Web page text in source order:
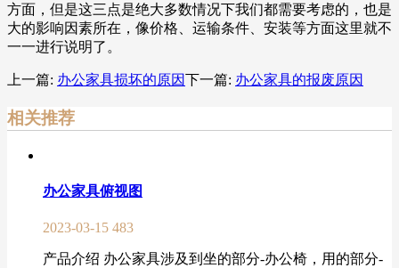
方面，但是这三点是绝大多数情况下我们都需要考虑的，也是
大的影响因素所在，像价格、运输条件、安装等方面这里就不
一一进行说明了。
上一篇: 办公家具损坏的原因下一篇: 办公家具的报废原因
相关推荐
办公家具俯视图
2023-03-15 483
产品介绍 办公家具涉及到坐的部分-办公椅，用的部分-